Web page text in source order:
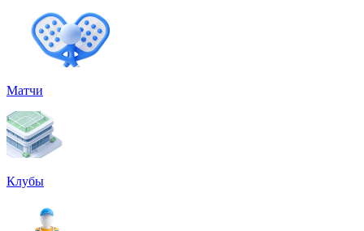
Матчи
Клубы